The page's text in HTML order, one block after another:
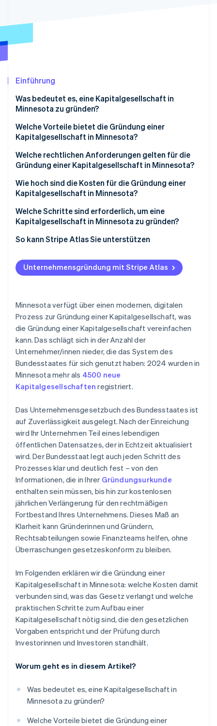
Start-up-Gründung
Climate
Stripe-Sessions 2026
Erfahren Sie, wie Stripe Lösungen für
Einführung
Was bedeutet es, eine Kapitalgesellschaft in
Minnesota zu gründen?
Welche Vorteile bietet die Gründung einer
Kapitalgesellschaft in Minnesota?
Starke Haftungsbeschränkung
Kontinuität und Übertragbarkeit
Vertrauenswürdigkeit und Zugang zu Kapital
Steuerliche Flexibilität und Transparenz
Welche rechtlichen Anforderungen gelten für die
Gründung einer Kapitalgesellschaft in Minnesota?
Wesentliche Einreichungsanforderungen
Interne Organisation
Kontinuierliche Compliance
Wie hoch sind die Kosten für die Gründung einer
Kapitalgesellschaft in Minnesota?
Gebühren für Einreichungen auf staatlicher Ebene
Optionale Einreichungen und Reservierungen
Kosten für die Wiederherstellung
Welche Schritte sind erforderlich, um eine
Kapitalgesellschaft in Minnesota zu gründen?
Entscheiden Sie, ob eine Kapitalgesellschaft das
Wählen Sie einen Namen
Reichen Sie Ihre Gründungsurkunde ein
Organisieren Sie die Kapitalgesellschaft
Registrieren Sie sich für Steuern und erforderliche
Lizenzen
Reichen Sie Ihre jährliche Verlängerung ein
So kann Stripe Atlas Sie unterstützen
Bei Atlas eine Unternehmensgründung beantragen
Zahlungen und Bankgeschäfte vor Erhalt der EIN-
Gründungsaktien ohne Einsatz eigener Mittel
erwerben
Automatische Einreichung des 83(b)-
Steuerformulars
Hochwertige rechtliche Unternehmensdokumente
Ein Jahr Stripe Payments kostenlos, plus
Partnergutschriften und Rabatte im Wert von
Unternehmensgründung mit Stripe Atlas
Minnesota verfügt über einen modernen, digitalen
Prozess zur Gründung einer Kapitalgesellschaft, was
die Gründung einer Kapitalgesellschaft vereinfachen
kann. Das schlägt sich in der Anzahl der
Unternehmer/innen nieder, die das System des
Bundesstaates für sich genutzt haben: 2024 wurden in
Minnesota mehr als 4500 neue
Kapitalgesellschaften registriert.
Das Unternehmensgesetzbuch des Bundesstaates ist
auf Zuverlässigkeit ausgelegt. Nach der Einreichung
wird Ihr Unternehmen Teil eines lebendigen
öffentlichen Datensatzes, der in Echtzeit aktualisiert
wird. Der Bundesstaat legt auch jeden Schritt des
Prozesses klar und deutlich fest – von den
Informationen, die in Ihrer Gründungsurkunde
enthalten sein müssen, bis hin zur kostenlosen
jährlichen Verlängerung für den rechtmäßigen
Fortbestand Ihres Unternehmens. Dieses Maß an
Klarheit kann Gründerinnen und Gründern,
Rechtsabteilungen sowie Finanzteams helfen, ohne
Überraschungen gesetzeskonform zu bleiben.
Im Folgenden erklären wir die Gründung einer
Kapitalgesellschaft in Minnesota: welche Kosten damit
verbunden sind, was das Gesetz verlangt und welche
praktischen Schritte zum Aufbau einer
Kapitalgesellschaft nötig sind, die den gesetzlichen
Vorgaben entspricht und der Prüfung durch
Investorinnen und Investoren standhält.
Worum geht es in diesem Artikel?
Was bedeutet es, eine Kapitalgesellschaft in
Minnesota zu gründen?
Welche Vorteile bietet die Gründung einer